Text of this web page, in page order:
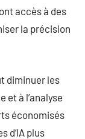
accès à des
la précision
diminuer les
et à l’analyse
économisés
d’IA plus